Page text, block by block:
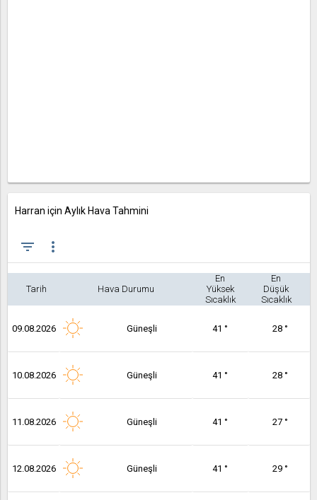
Harran için Aylık Hava Tahmini
filter_list more_vert
Tarih Hava Durumu
En
Yüksek
Sıcaklık
En
Düşük
Sıcaklık
09.08.2026 Güneşli 41 ° 28 °
10.08.2026 Güneşli 41 ° 28 °
11.08.2026 Güneşli 41 ° 27 °
12.08.2026 Güneşli 41 ° 29 °